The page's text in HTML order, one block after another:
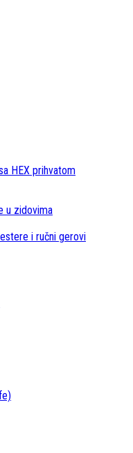
HEX prihvatom
u zidovima
i ručni gerovi